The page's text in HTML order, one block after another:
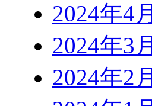
2024年4月
2024年3月
2024年2月